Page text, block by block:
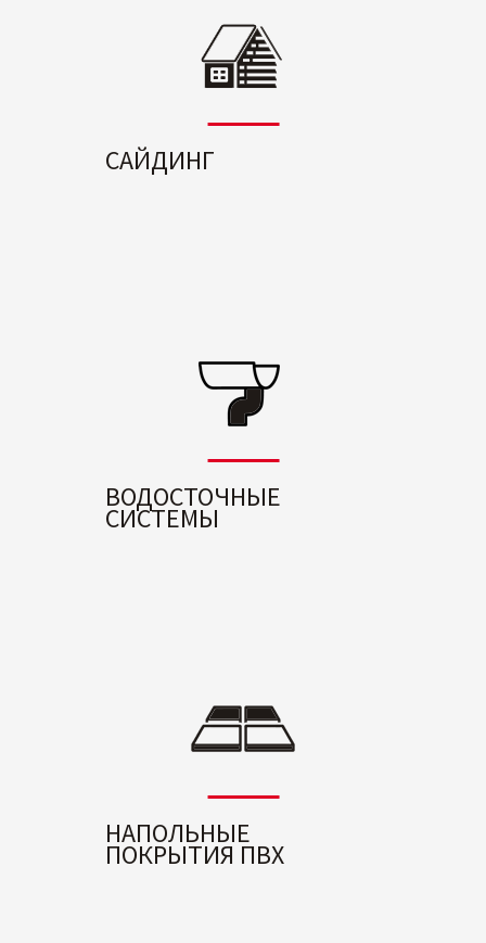
САЙДИНГ
ВОДОСТОЧНЫЕ
СИСТЕМЫ
НАПОЛЬНЫЕ
ПОКРЫТИЯ ПВХ